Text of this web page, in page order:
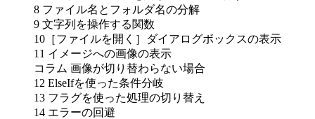
8 ファイル名とフォルダ名の分解
9 文字列を操作する関数
10［ファイルを開く］ダイアログボックスの表示
11 イメージへの画像の表示
コラム 画像が切り替わらない場合
12 ElseIfを使った条件分岐
13 フラグを使った処理の切り替え
14 エラーの回避